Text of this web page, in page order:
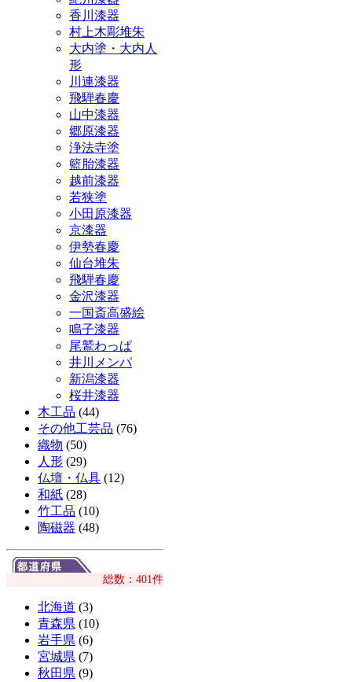
香川漆器
村上木彫堆朱
大内塗・大内人
形
川連漆器
飛騨春慶
山中漆器
郷原漆器
浄法寺塗
籃胎漆器
越前漆器
若狭塗
小田原漆器
京漆器
伊勢春慶
仙台堆朱
飛騨春慶
金沢漆器
一国斎高盛絵
鳴子漆器
尾鷲わっぱ
井川メンパ
新潟漆器
桜井漆器
木工品 (44)
その他工芸品 (76)
織物 (50)
人形 (29)
仏壇・仏具 (12)
和紙 (28)
竹工品 (10)
陶磁器 (48)
総数：401件
北海道 (3)
青森県 (10)
岩手県 (6)
宮城県 (7)
秋田県 (9)